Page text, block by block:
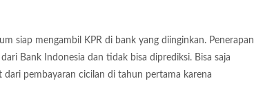
siap mengambil KPR di bank yang diinginkan. Penerapan
Bank Indonesia dan tidak bisa diprediksi. Bisa saja
pembayaran cicilan di tahun pertama karena